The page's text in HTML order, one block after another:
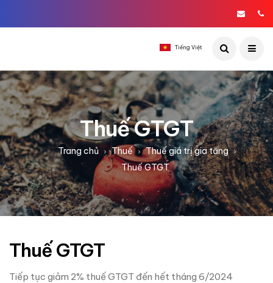
Tiếng Việt
Thuế GTGT
Trang chủ Thuế
Thuế giá trị gia tăng
Thuế GTGT
Thuế GTGT
Tiếp tục giảm 2% thuế GTGT đến hết tháng 6/2024